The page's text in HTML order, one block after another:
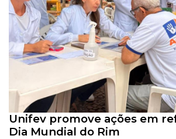
Unifev promove ações em
Dia Mundial do Rim